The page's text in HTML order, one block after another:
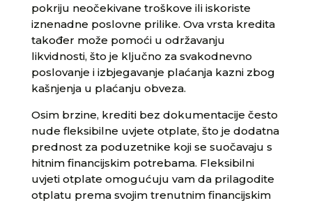
pokriju neočekivane troškove ili iskoriste
iznenadne poslovne prilike. Ova vrsta kredita
također može pomoći u održavanju
likvidnosti, što je ključno za svakodnevno
poslovanje i izbjegavanje plaćanja kazni zbog
kašnjenja u plaćanju obveza.
Osim brzine, krediti bez dokumentacije često
nude fleksibilne uvjete otplate, što je dodatna
prednost za poduzetnike koji se suočavaju s
hitnim financijskim potrebama. Fleksibilni
uvjeti otplate omogućuju vam da prilagodite
otplatu prema svojim trenutnim financijskim